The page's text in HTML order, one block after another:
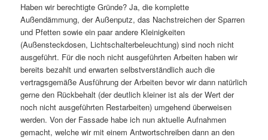
Haben wir berechtigte Gründe? Ja, die komplette
Außendämmung, der Außenputz, das Nachstreichen der Sparren
und Pfetten sowie ein paar andere Kleinigkeiten
(Außensteckdosen, Lichtschalterbeleuchtung) sind noch nicht
ausgeführt. Für die noch nicht ausgeführten Arbeiten haben wir
bereits bezahlt und erwarten selbstverständlich auch die
vertragsgemäße Ausführung der Arbeiten bevor wir dann natürlich
gerne den Rückbehalt (der deutlich kleiner ist als der Wert der
noch nicht ausgeführten Restarbeiten) umgehend überweisen
werden. Von der Fassade habe ich nun aktuelle Aufnahmen
gemacht, welche wir mit einem Antwortschreiben dann an den